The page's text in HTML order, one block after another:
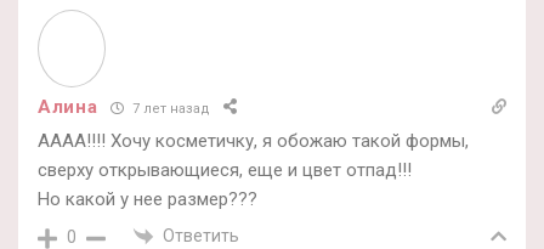
Алина 7 лет назад
АААА!!!! Хочу косметичку, я обожаю такой формы,
сверху открывающиеся, еще и цвет отпад!!!
Но какой у нее размер???
0 Ответить